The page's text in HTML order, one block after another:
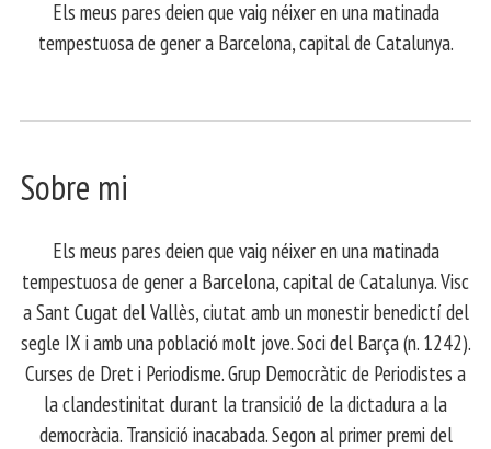
Els meus pares deien que vaig néixer en una matinada
tempestuosa de gener a Barcelona, capital de Catalunya.
Sobre mi
Els meus pares deien que vaig néixer en una matinada
tempestuosa de gener a Barcelona, capital de Catalunya. Visc
a Sant Cugat del Vallès, ciutat amb un monestir benedictí del
segle IX i amb una població molt jove. Soci del Barça (n. 1242).
Curses de Dret i Periodisme. Grup Democràtic de Periodistes a
la clandestinitat durant la transició de la dictadura a la
democràcia. Transició inacabada. Segon al primer premi del